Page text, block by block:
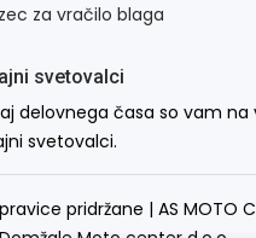
za vračilo blaga
svetovalci
delovnega časa so vam na
svetovalci.
pridržane | AS MOTO